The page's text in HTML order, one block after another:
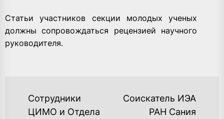
Статьи участников секции молодых ученых
должны сопровождаться рецензией научного
руководителя.
НАВИГАЦИЯ
Сотрудники
ЦИМО и Отдела
Соискатель ИЭА
РАН Сания